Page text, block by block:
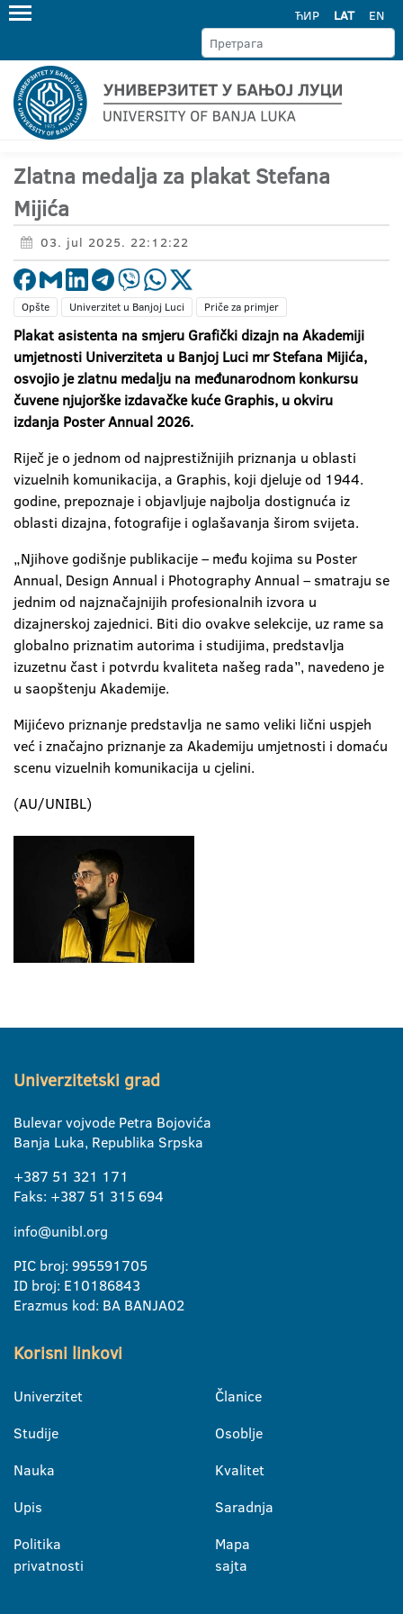
ЋИР LAT EN
Zlatna medalja za plakat Stefana
Mijića
03. jul 2025. 22:12:22
Opšte Univerzitet u Banjoj Luci Priče za primjer
Plakat asistenta na smjeru Grafički dizajn na Akademiji
umjetnosti Univerziteta u Banjoj Luci mr Stefana Mijića,
osvojio je zlatnu medalju na međunarodnom konkursu
čuvene njujorške izdavačke kuće Graphis, u okviru
izdanja Poster Annual 2026.
Riječ je o jednom od najprestižnijih priznanja u oblasti
vizuelnih komunikacija, a Graphis, koji djeluje od 1944.
godine, prepoznaje i objavljuje najbolja dostignuća iz
oblasti dizajna, fotografije i oglašavanja širom svijeta.
„Njihove godišnje publikacije – među kojima su Poster
Annual, Design Annual i Photography Annual – smatraju se
jednim od najznačajnijih profesionalnih izvora u
dizajnerskoj zajednici. Biti dio ovakve selekcije, uz rame sa
globalno priznatim autorima i studijima, predstavlja
izuzetnu čast i potvrdu kvaliteta našeg rada”, navedeno je
u saopštenju Akademije.
Mijićevo priznanje predstavlja ne samo veliki lični uspjeh
već i značajno priznanje za Akademiju umjetnosti i domaću
scenu vizuelnih komunikacija u cjelini.
(AU/UNIBL)
Univerzitetski grad
Bulevar vojvode Petra Bojovića
Banja Luka, Republika Srpska
+387 51 321 171
Faks: +387 51 315 694
info@unibl.org
PIC broj: 995591705
ID broj: E10186843
Erazmus kod: BA BANJA02
Korisni linkovi
Univerzitet
Studije
Nauka
Upis
Politika
privatnosti
Članice
Osoblje
Kvalitet
Saradnja
Mapa
sajta